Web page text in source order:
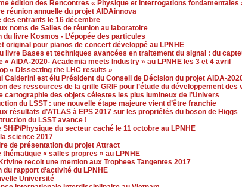
édition des Rencontres « Physique et interrogations fondamentales
réunion annuelle du projet AIDAinnova
des entrants le 16 décembre
noms de Salles de réunion au laboratoire
du livre Kosmos - L’épopée des particules
original pour pianos de concert développé au LPNHE
livre Bases et techniques avancées en traitement du signal : du
« AIDA-2020- Academia meets Industry » au LPNHE les 3 et 4 avril
« Dissecting the LHC results »
Calderini est élu Président du Conseil de Décision du projet AIDA-
des ressources de la grille GRIF pour l’étude du développement des
cartographie des objets célestes les plus lumineux de l’Univers
du LSST : une nouvelle étape majeure vient d’être franchie
résultats d’ATLAS à EPS 2017 sur les propriétés du boson de Higgs
du LSST avance !
SHiP/Physique du secteur caché le 11 octobre au LPNHE
science 2017
de présentation du projet Attract
thématique « salles propres » au LPNHE
recoit une mention aux Trophees Tangentes 2017
du rapport d’activité du LPNHE
Université